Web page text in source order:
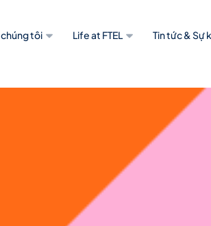
tôi Life at FTEL Tin tức & Sự